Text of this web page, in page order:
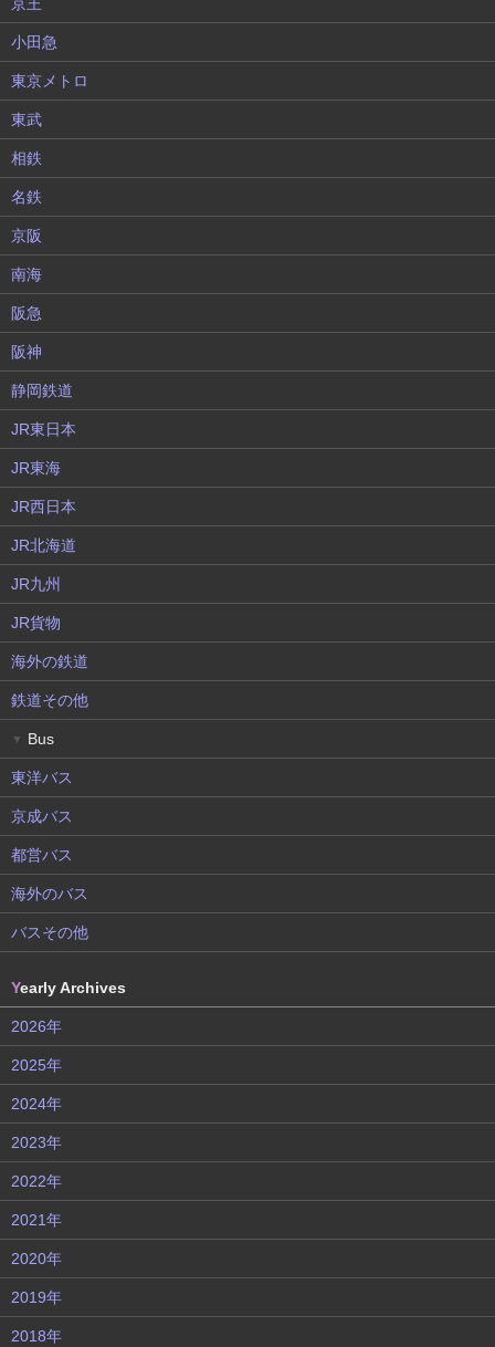
小田急
東京メトロ
東武
相鉄
名鉄
京阪
南海
阪急
阪神
静岡鉄道
JR東日本
JR東海
JR西日本
JR北海道
JR九州
JR貨物
海外の鉄道
鉄道その他
▼ Bus
東洋バス
京成バス
都営バス
海外のバス
バスその他
Yearly Archives
2026年
2025年
2024年
2023年
2022年
2021年
2020年
2019年
2018年